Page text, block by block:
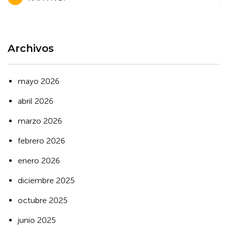
de
Archivos
mayo 2026
abril 2026
marzo 2026
febrero 2026
enero 2026
diciembre 2025
octubre 2025
junio 2025